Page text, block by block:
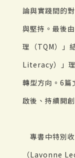
論與實踐間的
與堅持。最後
理（TQM）」
Literacy）」
轉型方向。6篇
啟後、持續開
專書中特別
（Lavonne